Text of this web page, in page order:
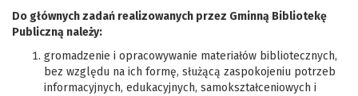
Do głównych zadań realizowanych przez Gminną Bibliotekę
Publiczną należy:
gromadzenie i opracowywanie materiałów bibliotecznych,
bez względu na ich formę, służącą zaspokojeniu potrzeb
informacyjnych, edukacyjnych, samokształceniowych i